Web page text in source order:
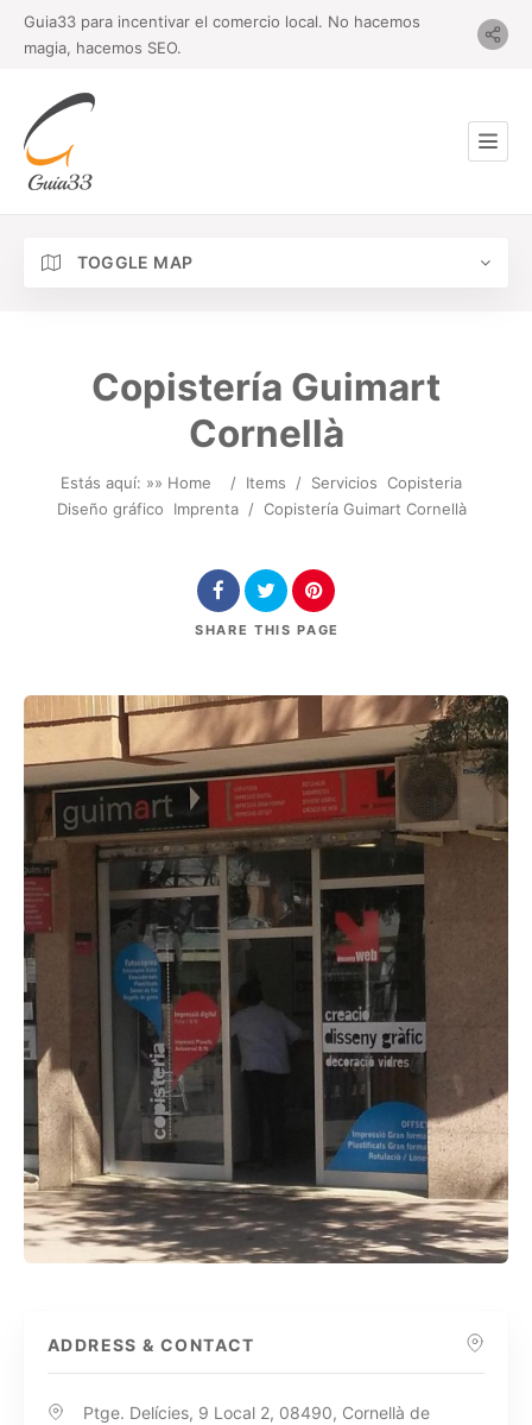
Guia33 para incentivar el comercio local. No hacemos
magia, hacemos SEO.
TOGGLE MAP
Copistería Guimart
Cornellà
Estás aquí: »» Home / Items / Servicios Copisteria
Diseño gráfico
Imprenta / Copistería Guimart Cornellà
SHARE THIS PAGE
ADDRESS & CONTACT
Ptge. Delícies, 9 Local 2, 08490, Cornellà de